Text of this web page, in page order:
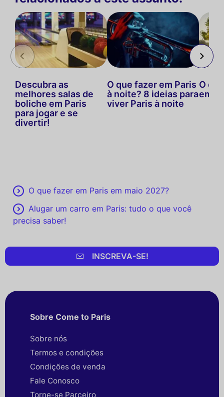
Descubra as
melhores salas de
boliche em Paris
para jogar e se
divertir!
O que fazer em Paris
à noite? 8 ideias para
viver Paris à noite
O
em
O que fazer em Paris em maio 2027?
Alugar um carro em Paris: tudo o que você
precisa saber!
INSCREVA-SE!
Sobre Come to Paris
Sobre nós
Termos e condições
Condições de venda
Fale Conosco
Torne-se Parceiro